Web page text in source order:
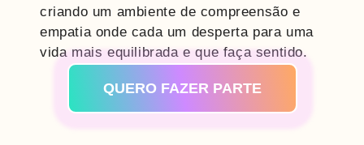
criando um ambiente de compreensão e
empatia onde cada um desperta para uma
vida mais equilibrada e que faça sentido.
QUERO FAZER PARTE